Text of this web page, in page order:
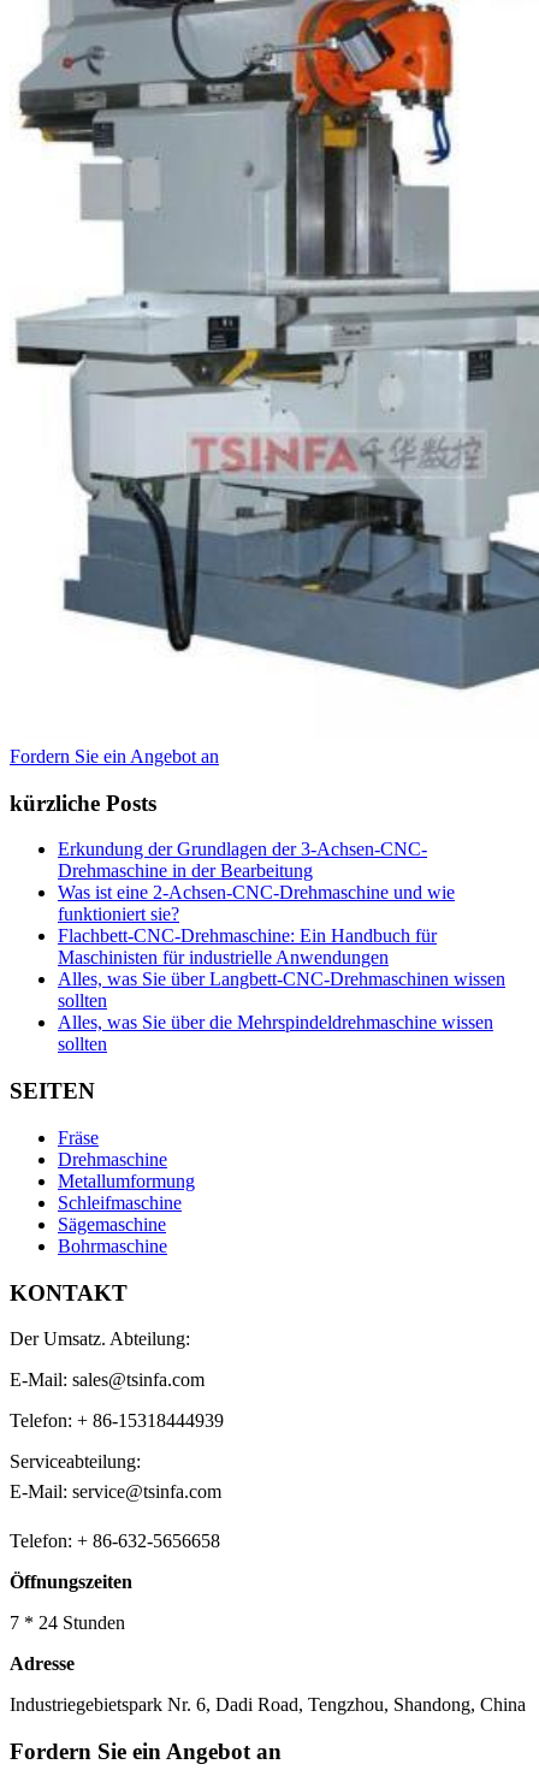
Fordern Sie ein Angebot an
kürzliche Posts
Erkundung der Grundlagen der 3-Achsen-CNC-
Drehmaschine in der Bearbeitung
Was ist eine 2-Achsen-CNC-Drehmaschine und wie
funktioniert sie?
Flachbett-CNC-Drehmaschine: Ein Handbuch für
Maschinisten für industrielle Anwendungen
Alles, was Sie über Langbett-CNC-Drehmaschinen wissen
sollten
Alles, was Sie über die Mehrspindeldrehmaschine wissen
sollten
SEITEN
Fräse
Drehmaschine
Metallumformung
Schleifmaschine
Sägemaschine
Bohrmaschine
KONTAKT
Der Umsatz. Abteilung:
E-Mail: sales@tsinfa.com
Telefon: + 86-15318444939
Serviceabteilung:
E-Mail: service@tsinfa.com
Telefon: + 86-632-5656658
Öffnungszeiten
7 * 24 Stunden
Adresse
Industriegebietspark Nr. 6, Dadi Road, Tengzhou, Shandong, China
Fordern Sie ein Angebot an